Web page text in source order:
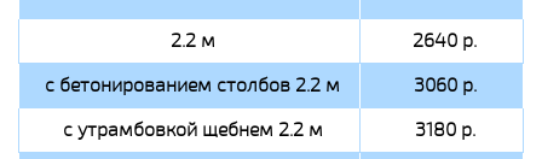
2.2 м
2640 р.
с бетонированием столбов 2.2 м
3060 р.
с утрамбовкой щебнем 2.2 м
3180 р.